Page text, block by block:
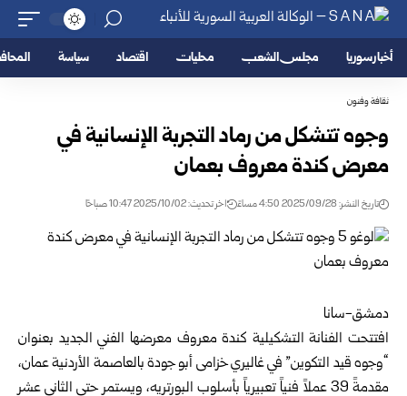
أخبار سوريا مجلس الشعب محليات اقتصاد سياسة
ثقافة وفنون
وجوه تتشكل من رماد التجربة الإنسانية في
معرض كندة معروف بعمان
تاريخ النشر: 2025/09/28 4:50 مساءً اخر تحديث: 2025/10/02 10:47 صباحًا
دمشق-سانا
افتتحت الفنانة التشكيلية كندة معروف معرضها الفني الجديد بعنوان
“وجوه قيد التكوين” في غاليري خزامى أبو جودة بالعاصمة الأردنية عمان،
مقدمةً 39 عملاً فنياً تعبيرياً بأسلوب البورتريه، ويستمر حتى الثاني عشر